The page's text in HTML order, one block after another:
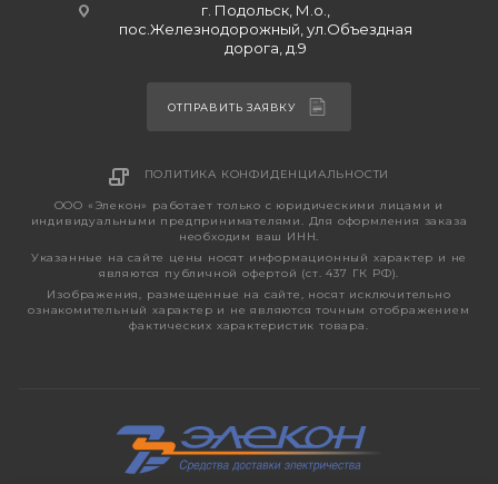
г. Подольск, М.о.,
пос.Железнодорожный, ул.Объездная
дорога, д.9
ОТПРАВИТЬ ЗАЯВКУ
ПОЛИТИКА КОНФИДЕНЦИАЛЬНОСТИ
ООО «Элекон» работает только с юридическими лицами и
индивидуальными предпринимателями. Для оформления заказа
необходим ваш ИНН.
Указанные на сайте цены носят информационный характер и не
являются публичной офертой (ст. 437 ГК РФ).
Изображения, размещенные на сайте, носят исключительно
ознакомительный характер и не являются точным отображением
фактических характеристик товара.